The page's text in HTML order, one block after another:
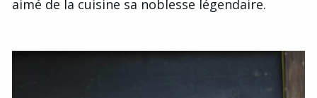
aimé de la cuisine sa noblesse légendaire.